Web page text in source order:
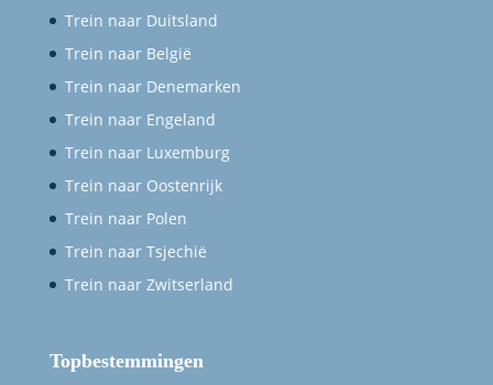
Trein naar Duitsland
Trein naar België
Trein naar Denemarken
Trein naar Engeland
Trein naar Luxemburg
Trein naar Oostenrijk
Trein naar Polen
Trein naar Tsjechië
Trein naar Zwitserland
Topbestemmingen